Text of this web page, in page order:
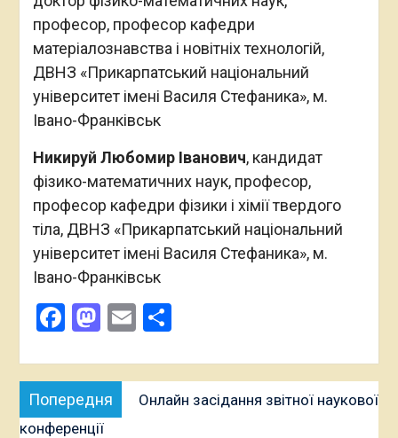
професор, професор кафедри
матеріалознавства і новітніх технологій,
ДВНЗ «Прикарпатський національний
університет імені Василя Стефаника», м.
Івано-Франківськ
Никируй Любомир Іванович, кандидат
фізико-математичних наук, професор,
професор кафедри фізики і хімії твердого
тіла, ДВНЗ «Прикарпатський національний
університет імені Василя Стефаника», м.
Івано-Франківськ
Facebook
Mastodon
EmailПоділитися
Навігація
записів
Попередня
публікація:
Онлайн засідання звітної наукової
конференції